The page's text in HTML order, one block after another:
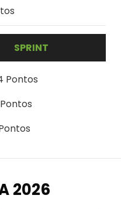
SPRINT
Pontos
Pontos
2026